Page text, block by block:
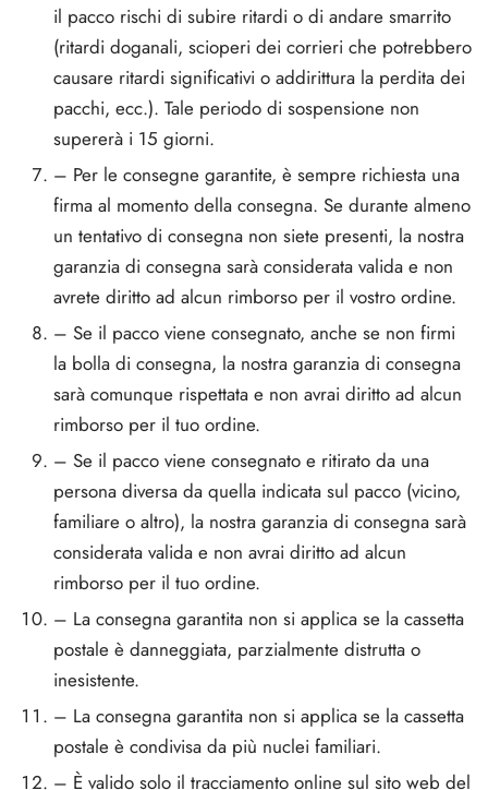
il pacco rischi di subire ritardi o di andare smarrito
(ritardi doganali, scioperi dei corrieri che potrebbero
causare ritardi significativi o addirittura la perdita dei
pacchi, ecc.). Tale periodo di sospensione non
supererà i 15 giorni.
– Per le consegne garantite, è sempre richiesta una
firma al momento della consegna. Se durante almeno
un tentativo di consegna non siete presenti, la nostra
garanzia di consegna sarà considerata valida e non
avrete diritto ad alcun rimborso per il vostro ordine.
– Se il pacco viene consegnato, anche se non firmi
la bolla di consegna, la nostra garanzia di consegna
sarà comunque rispettata e non avrai diritto ad alcun
rimborso per il tuo ordine.
– Se il pacco viene consegnato e ritirato da una
persona diversa da quella indicata sul pacco (vicino,
familiare o altro), la nostra garanzia di consegna sarà
considerata valida e non avrai diritto ad alcun
rimborso per il tuo ordine.
– La consegna garantita non si applica se la cassetta
postale è danneggiata, parzialmente distrutta o
inesistente.
– La consegna garantita non si applica se la cassetta
postale è condivisa da più nuclei familiari.
– È valido solo il tracciamento online sul sito web del